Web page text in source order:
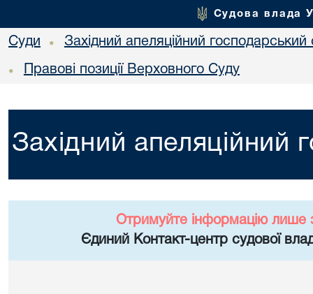
Судова влада
Суди • Західний апеляційний господарський
• Правові позиції Верховного Суду
Західний апеляційний
Отримуйте інформацію лише
Єдиний Контакт-центр судової